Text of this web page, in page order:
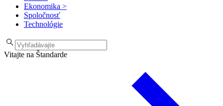
Ekonomika >
Spoločnosť
Technológie
Vitajte na Štandarde